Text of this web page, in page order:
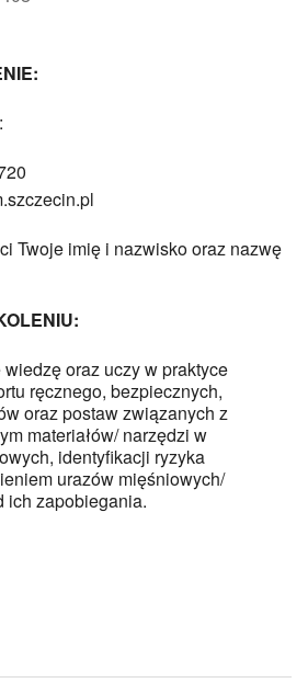
Twoje imię i nazwisko oraz nazwę
oraz uczy w praktyce
ręcznego, bezpiecznych,
oraz postaw związanych z
materiałów/ narzędzi w
identyfikacji ryzyka
urazów mięśniowych/
ich zapobiegania.